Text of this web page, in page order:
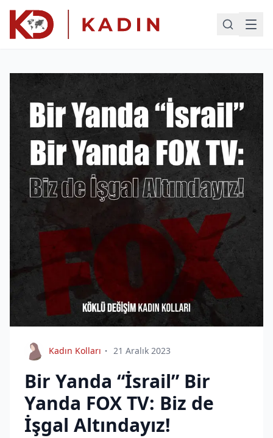
Kadın Kolları 21 Aralık 2023
Bir Yanda “İsrail” Bir
Yanda FOX TV: Biz de
İşgal Altındayız!